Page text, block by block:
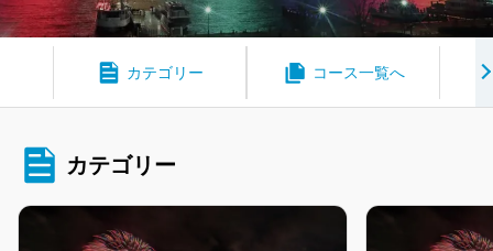
カテゴリー コース一覧へ
カテゴリー